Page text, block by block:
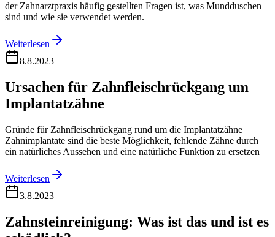
der Zahnarztpraxis häufig gestellten Fragen ist, was Mundduschen
sind und wie sie verwendet werden.
Weiterlesen
8.8.2023
Ursachen für Zahnfleischrückgang um
Implantatzähne
Gründe für Zahnfleischrückgang rund um die Implantatzähne
Zahnimplantate sind die beste Möglichkeit, fehlende Zähne durch
ein natürliches Aussehen und eine natürliche Funktion zu ersetzen
Weiterlesen
3.8.2023
Zahnsteinreinigung: Was ist das und ist es